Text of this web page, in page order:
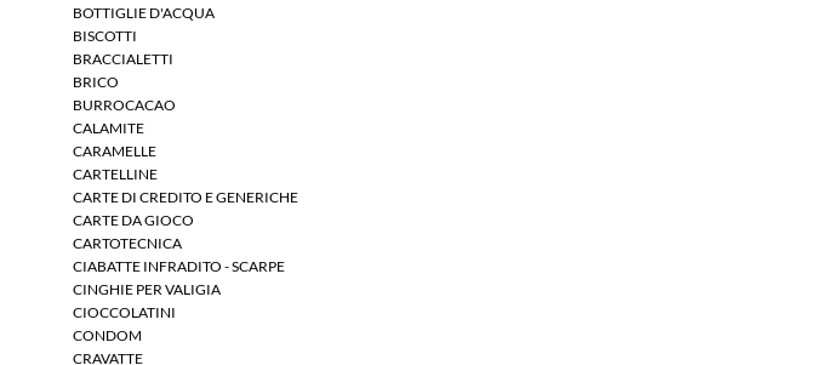
BOTTIGLIE D'ACQUA
BISCOTTI
BRACCIALETTI
BRICO
BURROCACAO
CALAMITE
CARAMELLE
CARTELLINE
CARTE DI CREDITO E GENERICHE
CARTE DA GIOCO
CARTOTECNICA
CIABATTE INFRADITO - SCARPE
CINGHIE PER VALIGIA
CIOCCOLATINI
CONDOM
CRAVATTE